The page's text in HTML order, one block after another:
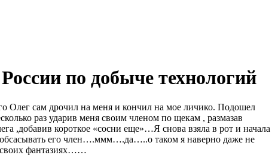
по добыче технологий
Олег сам дрочил на меня и кончил на мое личико. Подошел
раз ударив меня своим членом по щекам , размазав
,добавив короткое «сосни еще»…Я снова взяла в рот и начала
его член….ммм….да…..о таком я наверно даже не
своих фантазиях……